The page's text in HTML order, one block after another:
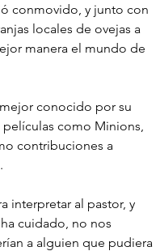
conmovido, y junto con
locales de ovejas a
manera el mundo de
conocido por su
como Minions,
contribuciones a
interpretar al pastor, y
cuidado, no nos
a alguien que pudiera